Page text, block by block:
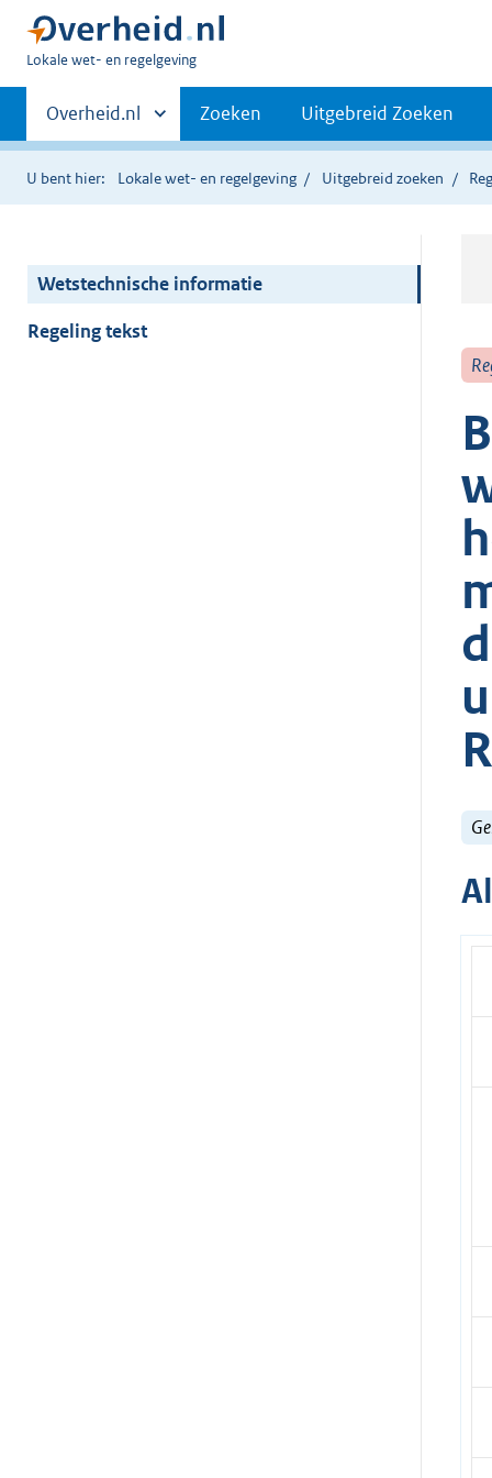
U
hier:
Lokale wet- en regelgeving
Primaire
navigatie
Andere
sites
binnen
Overheid.nl Zoeken Uitgebreid Zoeken
U bent hier: Lokale wet- en regelgeving Uitgebreid zoeken
Wetstechnische informatie
Regeling tekst